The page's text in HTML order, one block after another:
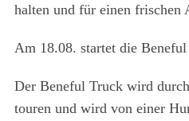
halten und für einen frischen
Am 18.08. startet die Beneful
Der Beneful Truck wird
touren und wird von einer